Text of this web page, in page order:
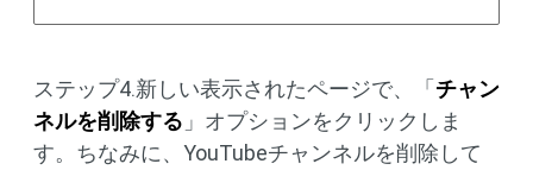
ステップ4.新しい表示されたページで、「チャン
ネルを削除する 」オプションをクリックしま
す。ちなみに、YouTubeチャンネルを削除して